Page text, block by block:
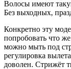
Волосы имеют
Без выходных,
Конкретно эту
попробовать что
можно мыть под
регулировка
доволен. Стрижёт